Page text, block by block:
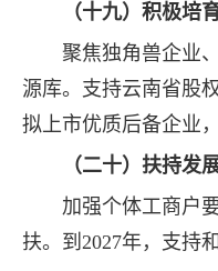
（十九）积极培
聚焦独角兽企业
源库。支持云南省股
拟上市优质后备企业
（二十）扶持发
加强个体工商户
扶。到2027年，支持